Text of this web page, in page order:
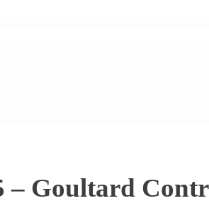
– Goultard